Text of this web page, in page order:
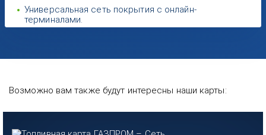
Универсальная сеть покрытия с онлайн-
терминалами.
Возможно вам также будут интересны наши карты: